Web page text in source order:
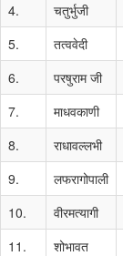
4.
चतुर्भुजी
5.
तत्ववेदी
6.
परषुराम जी
7.
माधवकाणी
8.
राधावल्लभी
9.
लफरागोपाली
10.
वीरमत्यागी
11.
शोभावत